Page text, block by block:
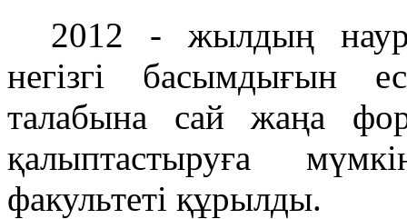
2012 - жылдың
негізгі басымдығын
талабына сай жаңа
қалыптастыруға
факультеті құрылды.